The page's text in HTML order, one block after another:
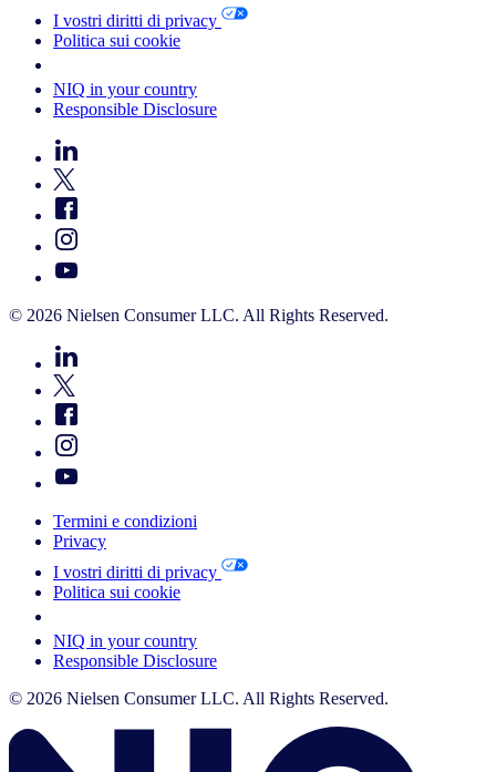
I vostri diritti di privacy
Politica sui cookie
NIQ in your country
Responsible Disclosure
© 2026 Nielsen Consumer LLC. All Rights Reserved.
Termini e condizioni
Privacy
I vostri diritti di privacy
Politica sui cookie
NIQ in your country
Responsible Disclosure
© 2026 Nielsen Consumer LLC. All Rights Reserved.